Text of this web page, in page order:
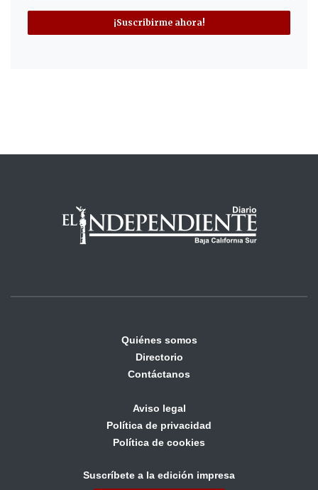
¡Suscribirme ahora!
Quiénes somos
Directorio
Contáctanos
Aviso legal
Política de privacidad
Política de cookies
Suscríbete a la edición impresa